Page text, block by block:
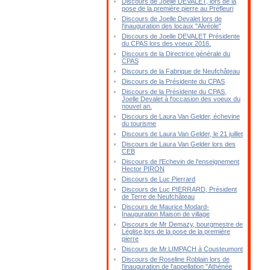
pose de la première pierre au Préfleuri
Discours de Joelle Devalet lors de
l'inauguration des locaux "Alvéole"
Discours de Joelle DEVALET Présidente
du CPAS lors des voeux 2016.
Discours de la Directrice générale du
CPAS
Discours de la Fabrique de Neufchâteau
Discours de la Présidente du CPAS
Discours de la Présidente du CPAS,
Joelle Devalet à l'occasion des voeux du
nouvel an.
Discours de Laura Van Gelder, échevine
du tourisme
Discours de Laura Van Gelder, le 21 juillet
Discours de Laura Van Gelder lors des
CEB
Discours de l'Echevin de l'enseignement
Hector PIRON
Discours de Luc Pierrard
Discours de Luc PIERRARD, Président
de Terre de Neufchâteau
Discours de Maurice Modard-
Inauguration Maison de village
Discours de Mr Demazy, bourgmestre de
Léglise,lors de la pose de la première
pierre
Discours de Mr.LIMPACH à Cousteumont
Discours de Roseline Roblain lors de
l'inauguration de l'appellation "Athénée